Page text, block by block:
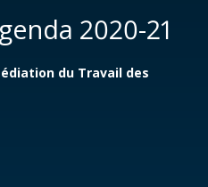
2020-21
du Travail des